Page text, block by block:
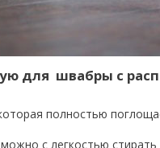
для швабры с
полностью
с легкостью стирать